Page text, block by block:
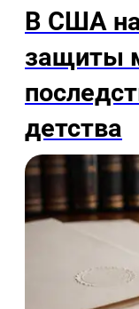
В США
защиты
детства